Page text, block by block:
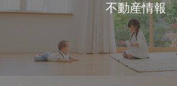
不動産情報